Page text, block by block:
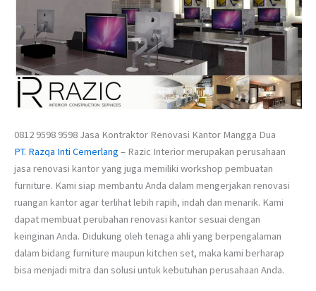
0812 9598 9598 Jasa Kontraktor Renovasi Kantor Mangga Dua
PT. Razqa Inti Cemerlang – Razic Interior merupakan perusahaan
jasa renovasi kantor yang juga memiliki workshop pembuatan
furniture. Kami siap membantu Anda dalam mengerjakan renovasi
ruangan kantor agar terlihat lebih rapih, indah dan menarik. Kami
dapat membuat perubahan renovasi kantor sesuai dengan
keinginan Anda. Didukung oleh tenaga ahli yang berpengalaman
dalam bidang furniture maupun kitchen set, maka kami berharap
bisa menjadi mitra dan solusi untuk kebutuhan perusahaan Anda.